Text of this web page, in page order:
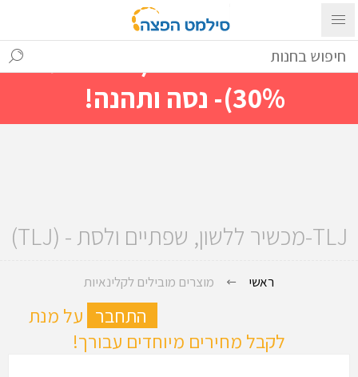
עם ההתחברות ניתן לראות מייד
מחירים מיוחדים(הנחות עד
30%)- נסה ותהנה!
TLJ-מכשיר ללשון, שפתיים ולסת - (TLJ)
ראשי מוצרים מובילים לקלינאיות
התחבר על מנת
לקבל מחירים מיוחדים עבורך!